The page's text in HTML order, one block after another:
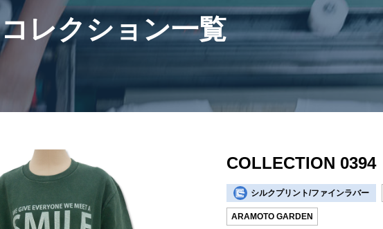
コレクション一覧
COLLECTION 0394
シルクプリント/ファインラバー
ARAMOTO GARDEN